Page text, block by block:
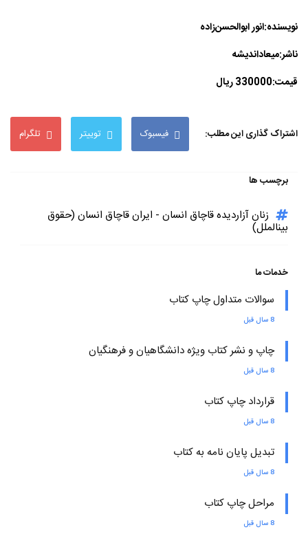
نویسنده:انور ابوالحسن‌زاده
ناشر:میعاداندیشه
قیمت:330000 ریال
اشتراک گذاری این مطلب: فیسبوک توییتر تلگرام
برچسب ها
زنان آزاردیده قاچاق انسان - ایران قاچاق انسان (حقوق
بینالملل)
خدمات ما
سوالات متداول چاپ کتاب
8 سال قبل
چاپ و نشر کتاب ویژه دانشگاهیان و فرهنگیان
8 سال قبل
قرارداد چاپ کتاب
8 سال قبل
تبدیل پایان نامه به کتاب
8 سال قبل
مراحل چاپ کتاب
8 سال قبل